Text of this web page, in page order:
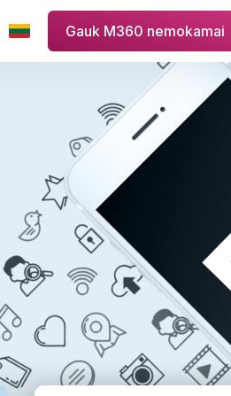
Gauk M360 nemokamai